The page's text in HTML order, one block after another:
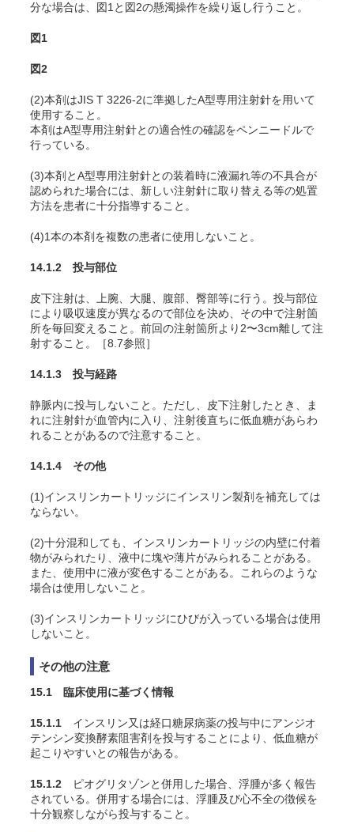
分な場合は、図1と図2の懸濁操作を繰り返し行うこと。
図1
図2
(2)本剤はJIS T 3226-2に準拠したA型専用注射針を用いて
使用すること。
本剤はA型専用注射針との適合性の確認をペンニードルで
行っている。
(3)本剤とA型専用注射針との装着時に液漏れ等の不具合が
認められた場合には、新しい注射針に取り替える等の処置
方法を患者に十分指導すること。
(4)1本の本剤を複数の患者に使用しないこと。
14.1.2 投与部位
皮下注射は、上腕、大腿、腹部、臀部等に行う。投与部位
により吸収速度が異なるので部位を決め、その中で注射箇
所を毎回変えること。前回の注射箇所より2〜3cm離して注
射すること。［8.7参照］
14.1.3 投与経路
静脈内に投与しないこと。ただし、皮下注射したとき、ま
れに注射針が血管内に入り、注射後直ちに低血糖があらわ
れることがあるので注意すること。
14.1.4 その他
(1)インスリンカートリッジにインスリン製剤を補充しては
ならない。
(2)十分混和しても、インスリンカートリッジの内壁に付着
物がみられたり、液中に塊や薄片がみられることがある。
また、使用中に液が変色することがある。これらのような
場合は使用しないこと。
(3)インスリンカートリッジにひびが入っている場合は使用
しないこと。
その他の注意
15.1 臨床使用に基づく情報
15.1.1 インスリン又は経口糖尿病薬の投与中にアンジオ
テンシン変換酵素阻害剤を投与することにより、低血糖が
起こりやすいとの報告がある 。
15.1.2 ピオグリタゾンと併用した場合、浮腫が多く報告
されている。併用する場合には、浮腫及び心不全の徴候を
十分観察しながら投与すること。